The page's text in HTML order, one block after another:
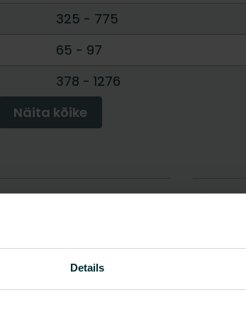
Details
325 - 775
65 - 97
378 - 1276
Näita kõike